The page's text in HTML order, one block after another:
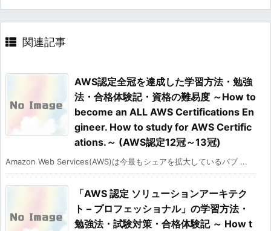
関連記事
AWS認定全冠を達成した学習方法・勉強
法・合格体験記・資格の難易度 ～How to
become an ALL AWS Certifications En
gineer. How to study for AWS Certific
ations.～ (AWS認定12冠～13冠)
Amazon Web Services(AWS)は今最もシェアを拡大しているパブ ...
「AWS 認定 ソリューションアーキテク
ト – プロフェッショナル」の学習方法・
勉強法・試験対策・合格体験記 ～ How t